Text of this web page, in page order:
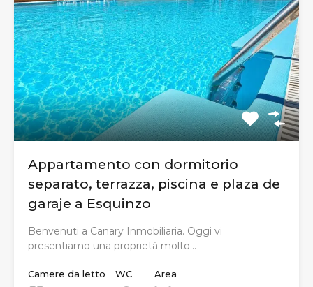
Appartamento con dormitorio
separato, terrazza, piscina e plaza de
garaje a Esquinzo
Benvenuti a Canary Inmobiliaria. Oggi vi
presentiamo una proprietà molto…
Camere da letto
WC
Area